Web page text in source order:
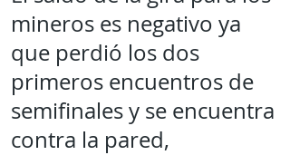
mineros es negativo ya
que perdió los dos
primeros encuentros de
semifinales y se encuentra
contra la pared,